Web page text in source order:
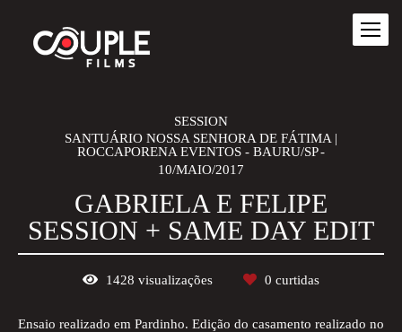
SESSION
SANTUÁRIO NOSSA SENHORA DE FÁTIMA |
ROCCAPORENA EVENTOS - BAURU/SP
10/MAIO/2017
GABRIELA E FELIPE
SESSION + SAME DAY EDIT
1428 visualizações 0 curtidas
Ensaio realizado em Pardinho. Edição do casamento realizado no